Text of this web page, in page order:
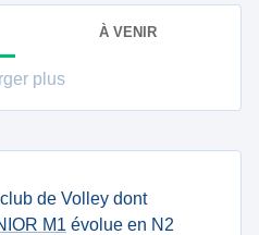
À VENIR
plus
de Volley dont
M1 évolue en N2